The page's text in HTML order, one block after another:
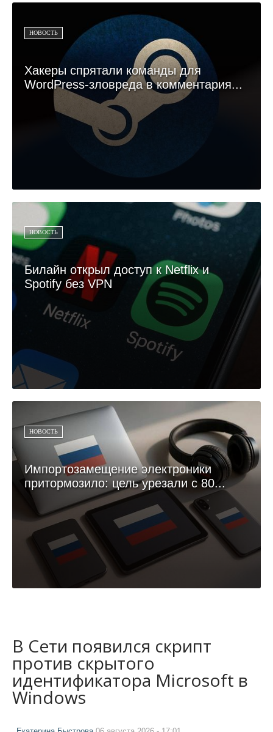
НОВОСТЬ
Хакеры спрятали команды для
WordPress-зловреда в комментария...
НОВОСТЬ
Билайн открыл доступ к Netflix и
Spotify без VPN
НОВОСТЬ
Импортозамещение электроники
притормозило: цель урезали с 80...
В Сети появился скрипт
против скрытого
идентификатора Microsoft в
Windows